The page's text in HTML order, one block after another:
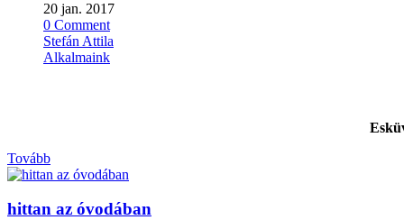
20 jan. 2017
0 Comment
Stefán Attila
Alkalmaink
Tovább
hittan az óvodában